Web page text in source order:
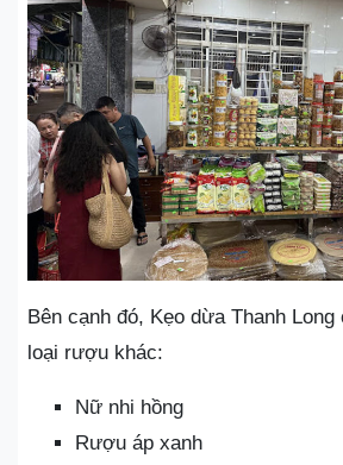
Bên cạnh đó, Kẹo dừa Thanh
loại rượu khác:
Nữ nhi hồng
Rượu áp xanh